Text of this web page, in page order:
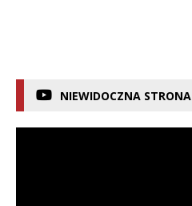
NIEWIDOCZNA STRONA